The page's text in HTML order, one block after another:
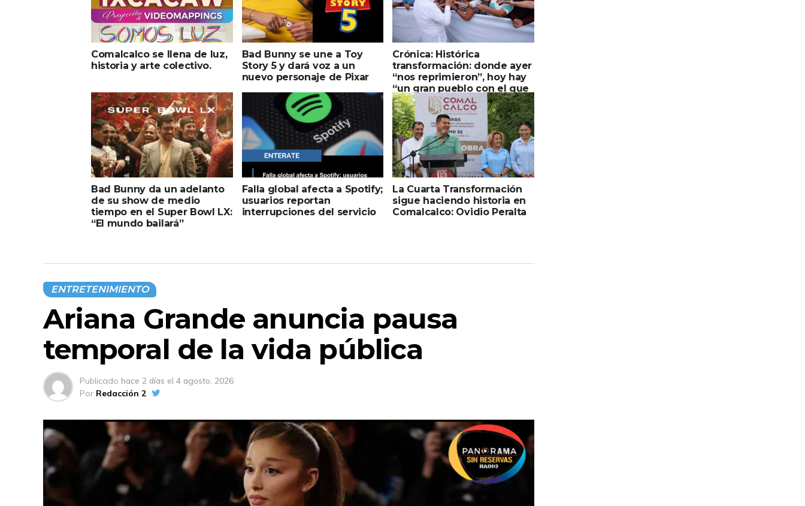
Comalcalco se llena de luz,
historia y arte colectivo.
Bad Bunny se une a Toy
Story 5 y dará voz a un
nuevo personaje de Pixar
Crónica: Histórica
transformación: donde ayer
“nos reprimieron”, hoy hay
“un gran pueblo con el que
es fácil gobernar”, afirma
Javier May Rodríguez en
encuentro ciudadano en
Plaza de Armas
Bad Bunny da un adelanto
de su show de medio
tiempo en el Super Bowl LX:
“El mundo bailará”
Falla global afecta a Spotify;
usuarios reportan
interrupciones del servicio
La Cuarta Transformación
sigue haciendo historia en
Comalcalco: Ovidio Peralta
ENTRETENIMIENTO
Ariana Grande anuncia pausa
temporal de la vida pública
Publicado hace 2 días el 4 agosto, 2026
Por Redacción 2